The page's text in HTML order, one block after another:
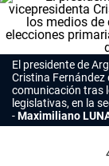
El presidente de
Cristina Fernández
comunicación tras
legislativas, en la
Maximiliano